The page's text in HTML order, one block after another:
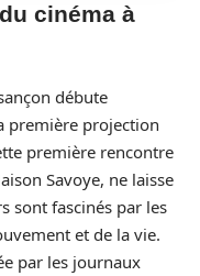
cinéma à
débute
première projection
première rencontre
Savoye, ne laisse
sont fascinés par les
et de la vie.
par les journaux